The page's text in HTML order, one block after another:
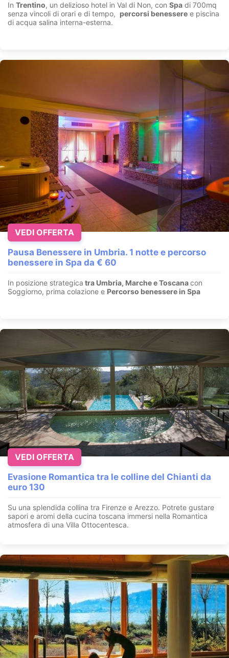
In Trentino, un delizioso hotel in Val di Non, con Spa di 700mq
senza vincoli di orari e di tempo, percorsi benessere e piscina
di acqua salina interna-esterna.
Pausa Benessere in Umbria. 1 notte e percorso
benessere in Spa da € 60
In posizione strategica tra Umbria, Marche e Toscanacon
Soggiorno, prima colazione e Percorso benessere in Spa
VEDI OFFERTA
Evasione Romantica tra le colline del Chianti da
euro 130
Su una splendida collina tra Firenze e Arezzo. Potrete gustare
sapori e aromi della cucina toscana immersi nella Romantica
atmosfera di una Villa Ottocentesca.
VEDI OFFERTA